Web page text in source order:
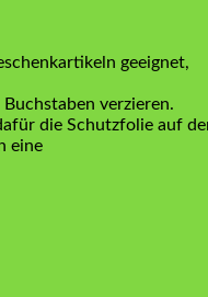
geeignet,
verzieren.
die Schutzfolie auf
eine